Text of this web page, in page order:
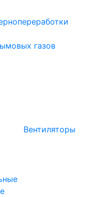
газов
Вентиляторы